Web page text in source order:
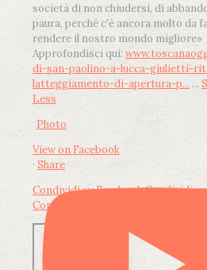
società di non chiudersi, di
paura, perché c'è ancora molto da
rendere il nostro mondo migliore»
Approfondisci qui:
di-san-paolino-a-lucca-giulietti-
latteggiamento-di-apertura-p... ...
Less
Photo
View on Facebook
· Share
Condividi su FacebookCondividi
Condividi su LinkedIn